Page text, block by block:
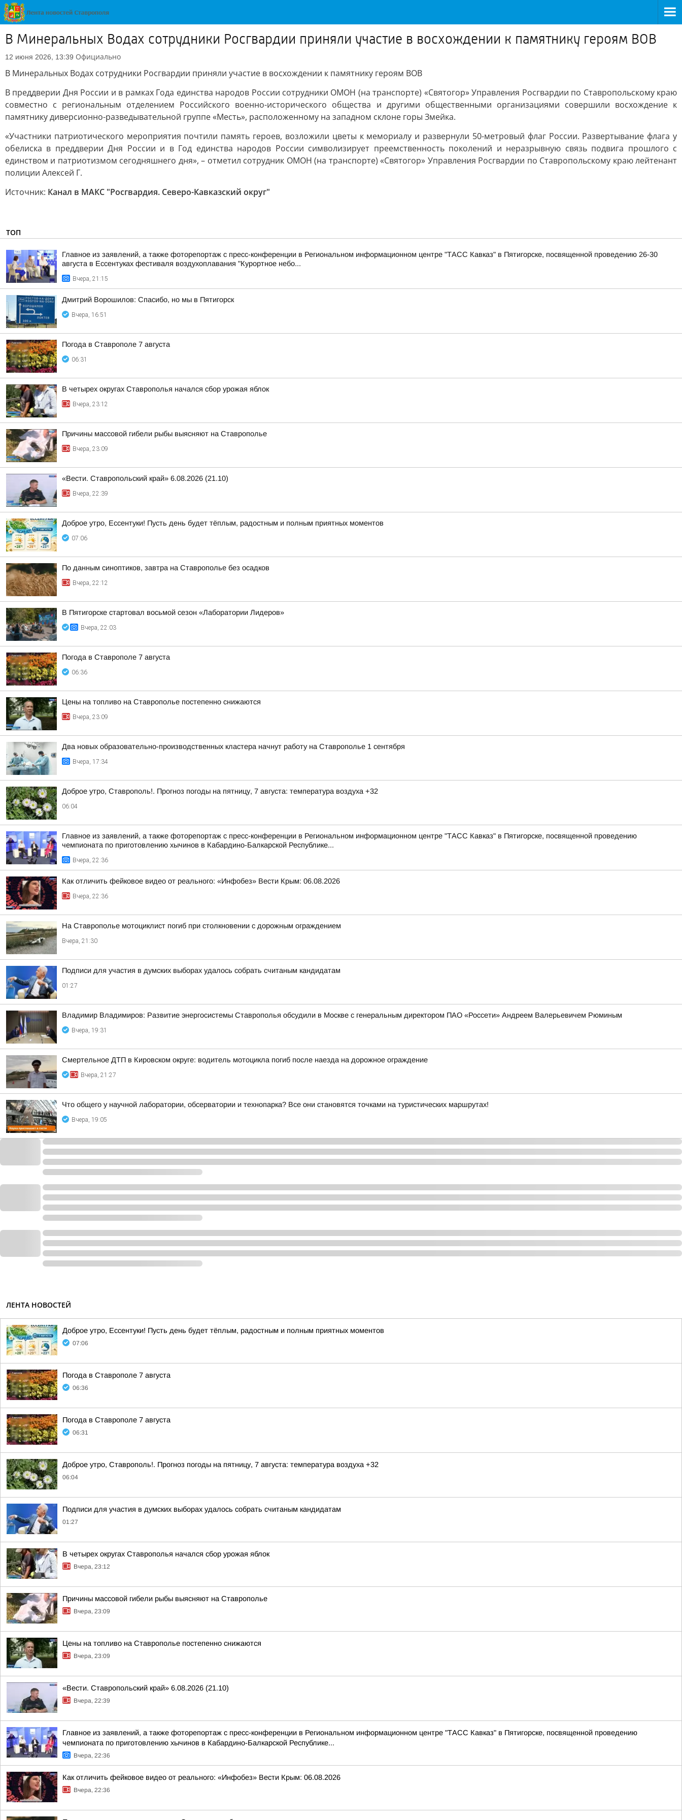
В Минеральных Водах сотрудники Росгвардии приняли участие в восхождении к памятнику героям ВОВ
12 июня 2026, 13:39 Официально
В Минеральных Водах сотрудники Росгвардии приняли участие в восхождении к памятнику героям ВОВ
В преддверии Дня России и в рамках Года единства народов России сотрудники ОМОН (на транспорте) «Святогор» Управления Росгвардии по Ставропольскому краю
совместно с региональным отделением Российского военно-исторического общества и другими общественными организациями совершили восхождение к
памятнику диверсионно-разведывательной группе «Месть», расположенному на западном склоне горы Змейка.
«Участники патриотического мероприятия почтили память героев, возложили цветы к мемориалу и развернули 50-метровый флаг России. Развертывание флага у
обелиска в преддверии Дня России и в Год единства народов России символизирует преемственность поколений и неразрывную связь подвига прошлого с
единством и патриотизмом сегодняшнего дня», – отметил сотрудник ОМОН (на транспорте) «Святогор» Управления Росгвардии по Ставропольскому краю лейтенант
полиции Алексей Г.
Источник: Канал в МАКС "Росгвардия. Северо-Кавказский округ"
ТОП
Главное из заявлений, а также фоторепортаж с пресс-конференции в Региональном информационном центре "ТАСС Кавказ" в Пятигорске, посвященной проведению 26-30
августа в Ессентуках фестиваля воздухоплавания "Курортное небо...
Вчера, 21:15
Дмитрий Ворошилов: Спасибо, но мы в Пятигорск
Вчера, 16:51
Погода в Ставрополе 7 августа
06:31
В четырех округах Ставрополья начался сбор урожая яблок
Вчера, 23:12
Причины массовой гибели рыбы выясняют на Ставрополье
Вчера, 23:09
«Вести. Ставропольский край» 6.08.2026 (21.10)
Вчера, 22:39
Доброе утро, Ессентуки! Пусть день будет тёплым, радостным и полным приятных моментов
07:06
По данным синоптиков, завтра на Ставрополье без осадков
Вчера, 22:12
В Пятигорске стартовал восьмой сезон «Лаборатории Лидеров»
Вчера, 22:03
Погода в Ставрополе 7 августа
06:36
Цены на топливо на Ставрополье постепенно снижаются
Вчера, 23:09
Два новых образовательно-производственных кластера начнут работу на Ставрополье 1 сентября
Вчера, 17:34
Доброе утро, Ставрополь!. Прогноз погоды на пятницу, 7 августа: температура воздуха +32
06:04
Главное из заявлений, а также фоторепортаж с пресс-конференции в Региональном информационном центре "ТАСС Кавказ" в Пятигорске, посвященной проведению
чемпионата по приготовлению хычинов в Кабардино-Балкарской Республике...
Вчера, 22:36
Как отличить фейковое видео от реального: «Инфобез» Вести Крым: 06.08.2026
Вчера, 22:36
На Ставрополье мотоциклист погиб при столкновении с дорожным ограждением
Вчера, 21:30
Подписи для участия в думских выборах удалось собрать считаным кандидатам
01:27
Владимир Владимиров: Развитие энергосистемы Ставрополья обсудили в Москве с генеральным директором ПАО «Россети» Андреем Валерьевичем Рюминым
Вчера, 19:31
Смертельное ДТП в Кировском округе: водитель мотоцикла погиб после наезда на дорожное ограждение
Вчера, 21:27
Что общего у научной лаборатории, обсерватории и технопарка? Все они становятся точками на туристических маршрутах!
Вчера, 19:05
ЛЕНТА НОВОСТЕЙ
Доброе утро, Ессентуки! Пусть день будет тёплым, радостным и полным приятных моментов
07:06
Погода в Ставрополе 7 августа
06:36
Погода в Ставрополе 7 августа
06:31
Доброе утро, Ставрополь!. Прогноз погоды на пятницу, 7 августа: температура воздуха +32
06:04
Подписи для участия в думских выборах удалось собрать считаным кандидатам
01:27
В четырех округах Ставрополья начался сбор урожая яблок
Вчера, 23:12
Причины массовой гибели рыбы выясняют на Ставрополье
Вчера, 23:09
Цены на топливо на Ставрополье постепенно снижаются
Вчера, 23:09
«Вести. Ставропольский край» 6.08.2026 (21.10)
Вчера, 22:39
Главное из заявлений, а также фоторепортаж с пресс-конференции в Региональном информационном центре "ТАСС Кавказ" в Пятигорске, посвященной проведению
чемпионата по приготовлению хычинов в Кабардино-Балкарской Республике...
Вчера, 22:36
Как отличить фейковое видео от реального: «Инфобез» Вести Крым: 06.08.2026
Вчера, 22:36